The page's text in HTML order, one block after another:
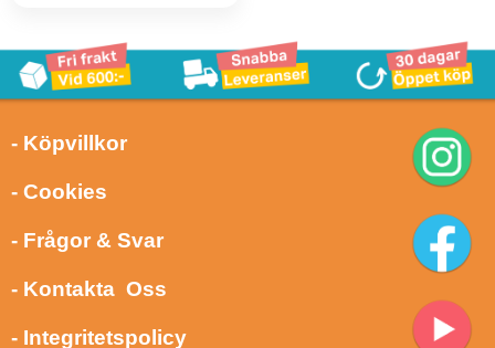
- Köpvillkor
- Cookies
- Frågor & Svar
- Kontakta Oss
- Integritetspolicy